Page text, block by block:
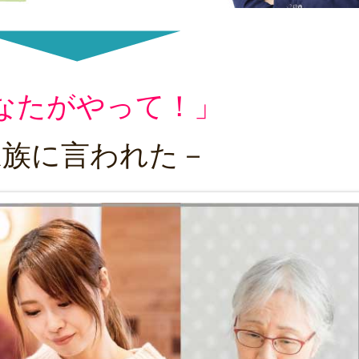
たがやって！」
に言われた－